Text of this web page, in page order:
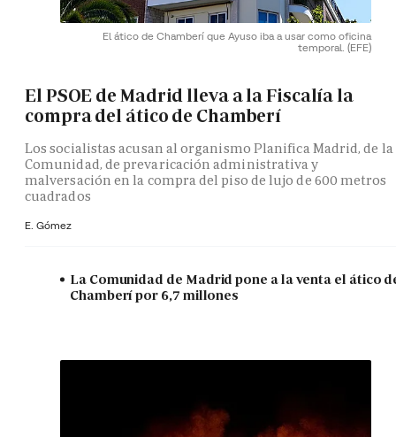
El ático de Chamberí que Ayuso iba a usar como oficina
temporal. (EFE)
El PSOE de Madrid lleva a la Fiscalía la
compra del ático de Chamberí
Los socialistas acusan al organismo Planifica Madrid, de la
Comunidad, de prevaricación administrativa y
malversación en la compra del piso de lujo de 600 metros
cuadrados
E. Gómez
La Comunidad de Madrid pone a la venta el ático
Chamberí por 6,7 millones